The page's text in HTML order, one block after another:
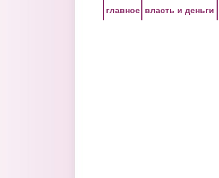
главное власть и деньги